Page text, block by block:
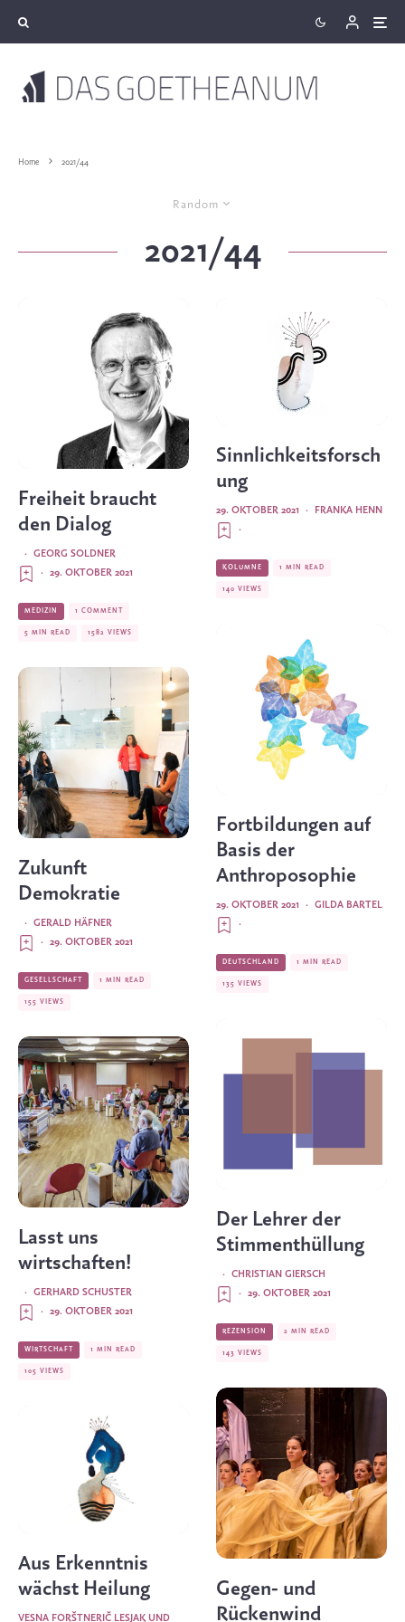
Home 2021/44
Random
2021/44
Freiheit braucht
den Dialog
GEORG SOLDNER
·
29. OKTOBER 2021
·
MEDIZIN 1 COMMENT
5 MIN READ 1582 VIEWS
Zukunft
Demokratie
GERALD HÄFNER
·
29. OKTOBER 2021
·
GESELLSCHAFT 1 MIN READ
155 VIEWS
Lasst uns
wirtschaften!
GERHARD SCHUSTER
·
29. OKTOBER 2021
·
WIRTSCHAFT 1 MIN READ
105 VIEWS
Aus Erkenntnis
wächst Heilung
VESNA FORŠTNERIČ LESJAK UND
Sinnlichkeitsforsch
ung
FRANKA HENN
·
29. OKTOBER 2021
·
KOLUMNE 1 MIN READ
140 VIEWS
Fortbildungen auf
Basis der
Anthroposophie
GILDA BARTEL
·
29. OKTOBER 2021
·
DEUTSCHLAND 1 MIN READ
135 VIEWS
Der Lehrer der
Stimmenthüllung
CHRISTIAN GIERSCH
·
29. OKTOBER 2021
·
REZENSION 2 MIN READ
143 VIEWS
Gegen- und
Rückenwind